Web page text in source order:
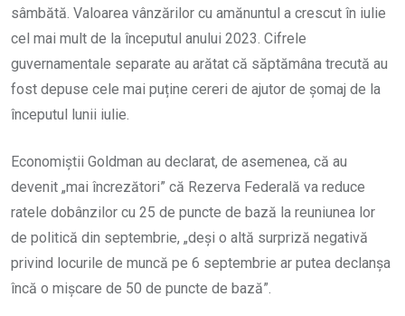
sâmbătă. Valoarea vânzărilor cu amănuntul a crescut în iulie
cel mai mult de la începutul anului 2023. Cifrele
guvernamentale separate au arătat că săptămâna trecută au
fost depuse cele mai puține cereri de ajutor de șomaj de la
începutul lunii iulie.
Economiștii Goldman au declarat, de asemenea, că au
devenit „mai încrezători” că Rezerva Federală va reduce
ratele dobânzilor cu 25 de puncte de bază la reuniunea lor
de politică din septembrie, „deși o altă surpriză negativă
privind locurile de muncă pe 6 septembrie ar putea declanșa
încă o mișcare de 50 de puncte de bază”.